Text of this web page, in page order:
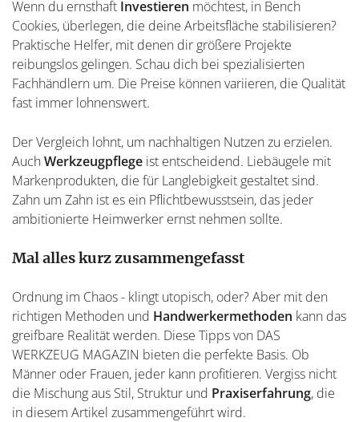
Wenn du ernsthaft Investieren möchtest, in Bench
Cookies, überlegen, die deine Arbeitsfläche stabilisieren?
Praktische Helfer, mit denen dir größere Projekte
reibungslos gelingen. Schau dich bei spezialisierten
Fachhändlern um. Die Preise können variieren, die Qualität
fast immer lohnenswert.
Der Vergleich lohnt, um nachhaltigen Nutzen zu erzielen.
AuchWerkzeugpflege ist entscheidend. Liebäugele mit
Markenprodukten, die für Langlebigkeit gestaltet sind.
Zahn um Zahn ist es ein Pflichtbewusstsein, das jeder
ambitionierte Heimwerker ernst nehmen sollte.
Mal alles kurz zusammengefasst
Ordnung im Chaos - klingt utopisch, oder? Aber mit den
richtigen Methoden und Handwerkermethoden kann das
greifbare Realität werden. Diese Tipps von DAS
WERKZEUG MAGAZIN bieten die perfekte Basis. Ob
Männer oder Frauen, jeder kann profitieren. Vergiss nicht
die Mischung aus Stil, Struktur und Praxiserfahrung, die
in diesem Artikel zusammengeführt wird.